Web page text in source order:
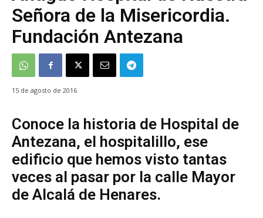
Señora de la Misericordia.
Fundación Antezana
15 de agosto de 2016
Conoce la historia de Hospital de
Antezana, el hospitalillo, ese
edificio que hemos visto tantas
veces al pasar por la calle Mayor
de Alcalá de Henares.